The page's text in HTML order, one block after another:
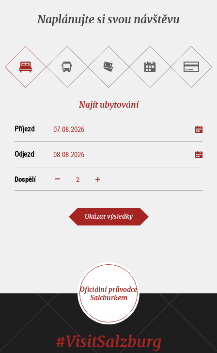
Naplánujte si svou návštěvu
Najít
ubytování
Objednat
okružní
Zakoupit
vstupenky
on-
Najít
pořad/akci
Najít ubytování
Příjezd
Odjezd
Dospělí increase reduce
Ukázat výsledky
Oficiální průvodce
Salcburkem
#VisitSalzburg